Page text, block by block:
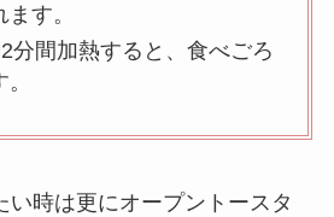
す。
分間加熱すると、食べごろ
時は更にオープントースタ